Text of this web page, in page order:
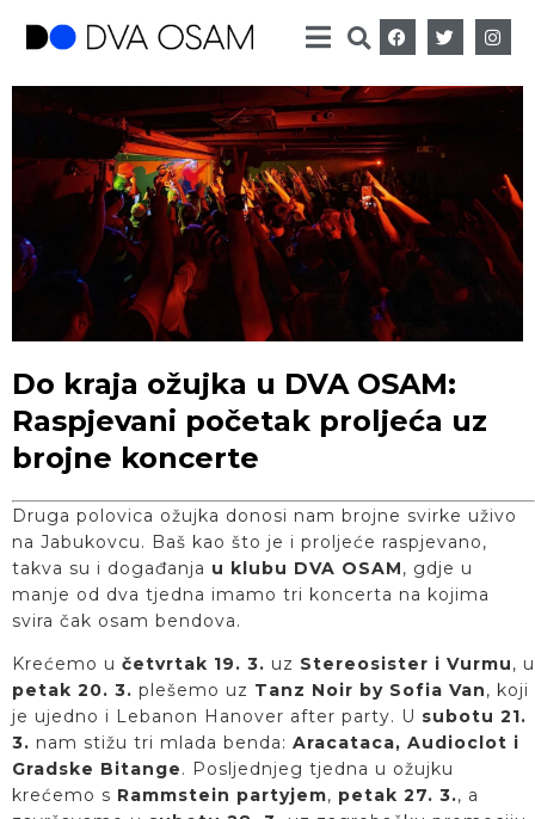
Do kraja ožujka u DVA OSAM:
Raspjevani početak proljeća uz
brojne koncerte
Druga polovica ožujka donosi nam brojne svirke uživo
na Jabukovcu. Baš kao što je i proljeće raspjevano,
takva su i događanja u klubu DVA OSAM, gdje u
manje od dva tjedna imamo tri koncerta na kojima
svira čak osam bendova.
Krećemo u četvrtak 19. 3. uz Stereosister i Vurmu, u
petak 20. 3. plešemo uz Tanz Noir by Sofia Van, koji
je ujedno i Lebanon Hanover after party. U subotu 21.
3. nam stižu tri mlada benda: Aracataca, Audioclot i
Gradske Bitange. Posljednjeg tjedna u ožujku
krećemo s Rammstein partyjem, petak 27. 3., a